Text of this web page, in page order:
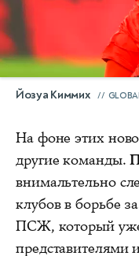
Йозуа Киммих
На фоне этих
другие команды.
внимальтельно
клубов в борьбе
ПСЖ, который уже
представителями